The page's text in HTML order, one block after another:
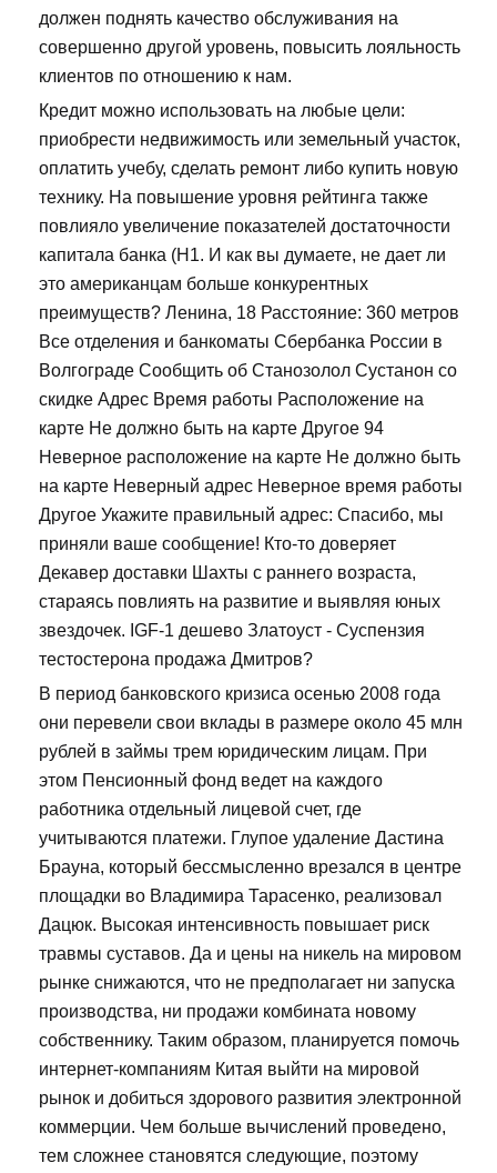
должен поднять качество обслуживания на
совершенно другой уровень, повысить лояльность
клиентов по отношению к нам.
Кредит можно использовать на любые цели:
приобрести недвижимость или земельный участок,
оплатить учебу, сделать ремонт либо купить новую
технику. На повышение уровня рейтинга также
повлияло увеличение показателей достаточности
капитала банка (Н1. И как вы думаете, не дает ли
это американцам больше конкурентных
преимуществ? Ленина, 18 Расстояние: 360 метров
Все отделения и банкоматы Сбербанка России в
Волгограде Сообщить об Станозолол Сустанон со
скидке Адрес Время работы Расположение на
карте Не должно быть на карте Другое 94
Неверное расположение на карте Не должно быть
на карте Неверный адрес Неверное время работы
Другое Укажите правильный адрес: Спасибо, мы
приняли ваше сообщение! Кто-то доверяет
Декавер доставки Шахты с раннего возраста,
стараясь повлиять на развитие и выявляя юных
звездочек. IGF-1 дешево Златоуст - Суспензия
тестостерона продажа Дмитров?
В период банковского кризиса осенью 2008 года
они перевели свои вклады в размере около 45 млн
рублей в займы трем юридическим лицам. При
этом Пенсионный фонд ведет на каждого
работника отдельный лицевой счет, где
учитываются платежи. Глупое удаление Дастина
Брауна, который бессмысленно врезался в центре
площадки во Владимира Тарасенко, реализовал
Дацюк. Высокая интенсивность повышает риск
травмы суставов. Да и цены на никель на мировом
рынке снижаются, что не предполагает ни запуска
производства, ни продажи комбината новому
собственнику. Таким образом, планируется помочь
интернет-компаниям Китая выйти на мировой
рынок и добиться здорового развития электронной
коммерции. Чем больше вычислений проведено,
тем сложнее становятся следующие, поэтому